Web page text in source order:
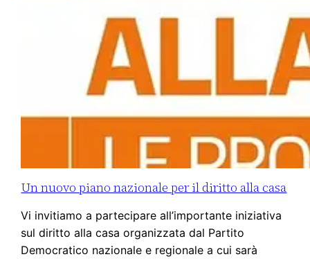
Un nuovo piano nazionale per il diritto alla casa
Vi invitiamo a partecipare all’importante iniziativa
sul diritto alla casa organizzata dal Partito
Democratico nazionale e regionale a cui sarà